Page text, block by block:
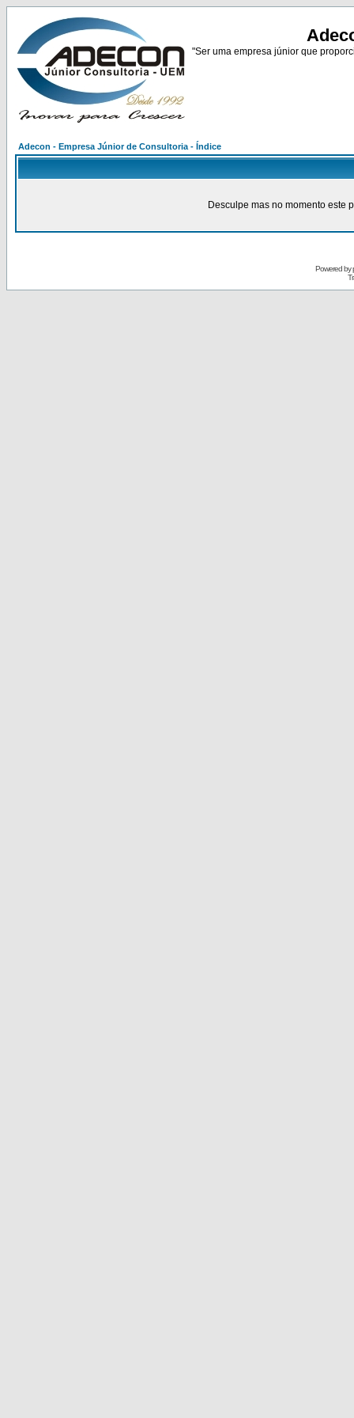
"Ser uma empresa júnior que
Adecon - Empresa Júnior de Consultoria - Índice
Desculpe mas no momento este
Powered by